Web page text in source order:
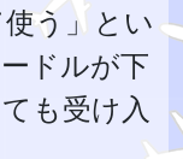
う」とい
ドルが下
も受け入